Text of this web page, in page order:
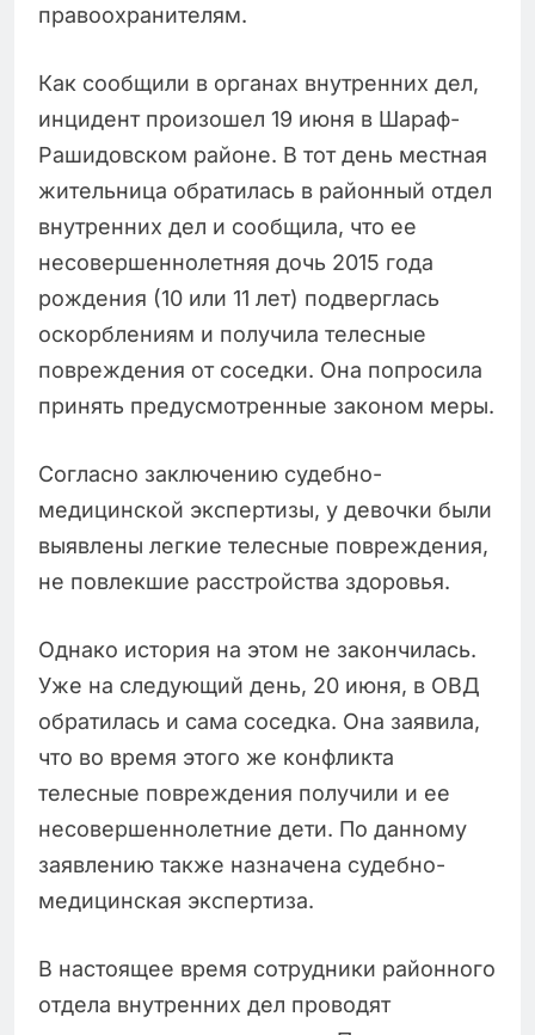
правоохранителям.
Как сообщили в органах внутренних дел,
инцидент произошел 19 июня в Шараф-
Рашидовском районе. В тот день местная
жительница обратилась в районный отдел
внутренних дел и сообщила, что ее
несовершеннолетняя дочь 2015 года
рождения (10 или 11 лет) подверглась
оскорблениям и получила телесные
повреждения от соседки. Она попросила
принять предусмотренные законом меры.
Согласно заключению судебно-
медицинской экспертизы, у девочки были
выявлены легкие телесные повреждения,
не повлекшие расстройства здоровья.
Однако история на этом не закончилась.
Уже на следующий день, 20 июня, в ОВД
обратилась и сама соседка. Она заявила,
что во время этого же конфликта
телесные повреждения получили и ее
несовершеннолетние дети. По данному
заявлению также назначена судебно-
медицинская экспертиза.
В настоящее время сотрудники районного
отдела внутренних дел проводят